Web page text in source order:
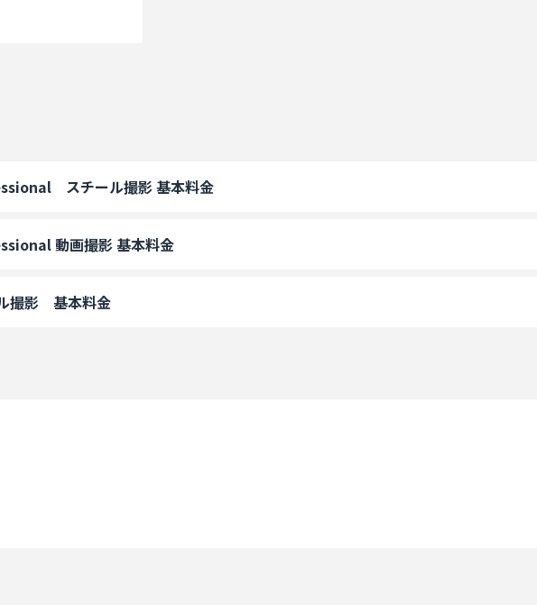
スチール撮影 基本料金
動画撮影 基本料金
撮影 基本料金